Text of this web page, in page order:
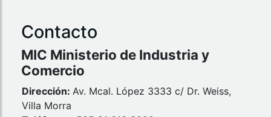
Contacto
MIC Ministerio de Industria y
Comercio
Dirección: Av. Mcal. López 3333 c/ Dr. Weiss,
Villa Morra